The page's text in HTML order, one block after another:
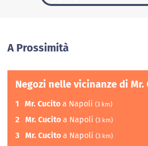
A Prossimità
Negozi nelle vicinanze di Mr.
1 Mr. Cucito a Napoli (3 km)
2 Mr. Cucito a Napoli (3 km)
3 Mr. Cucito a Napoli (3 km)